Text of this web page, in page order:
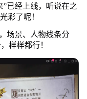
”已经上线，听说在之
彩了呢！
场景、人物线条分
样样都行！